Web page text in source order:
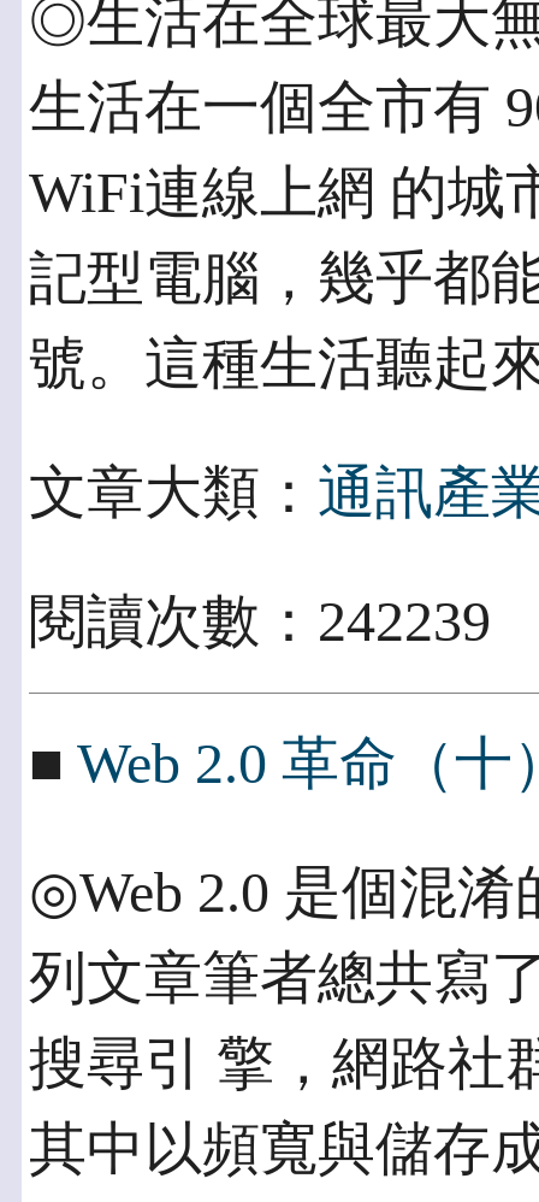
◎生活在全球最大
生活在一個全市有
WiFi連線上網 的城
記型電腦，幾乎都
號。這種生活聽起
文章大類： 通訊產
閱讀次數：
■ Web 2.0 革命（十
◎Web 2.0 是個混淆
列文章筆者總共寫
搜尋引 擎，網路社
其中以頻寬與儲存